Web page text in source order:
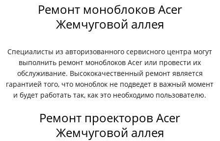
Ремонт моноблоков Acer
Жемчуговой аллея
Специалисты из авторизованного сервисного центра могут
выполнить ремонт моноблоков Acer или провести их
обслуживание. Высококачественный ремонт является
гарантией того, что моноблок не подведет в важный момент
и будет работать так, как это необходимо пользователю.
Ремонт проекторов Acer
Жемчуговой аллея